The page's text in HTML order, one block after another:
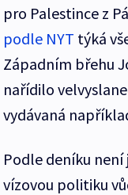
pro Palestince z
podle NYT týká
Západním břehu
nařídilo
vydávaná
Podle deníku
vízovou politiku